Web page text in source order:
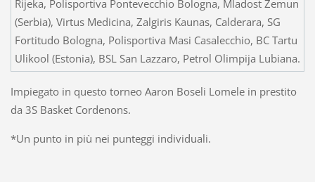
Rijeka, Polisportiva Pontevecchio Bologna, Mladost Zemun
(Serbia), Virtus Medicina, Zalgiris Kaunas, Calderara, SG
Fortitudo Bologna, Polisportiva Masi Casalecchio, BC Tartu
Ulikool (Estonia), BSL San Lazzaro, Petrol Olimpija Lubiana.
Impiegato in questo torneo Aaron Boseli Lomele in prestito
da 3S Basket Cordenons.
*Un punto in più nei punteggi individuali.